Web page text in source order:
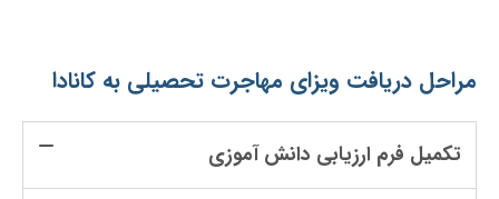
مراحل دریافت ویزای مهاجرت تحصیلی به کانادا
تکمیل فرم ارزیابی دانش آموزی